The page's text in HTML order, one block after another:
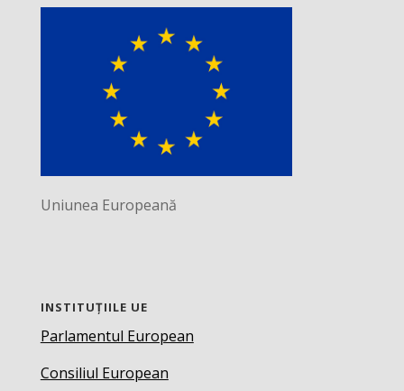
Uniunea Europeană
INSTITUȚIILE UE
Parlamentul European
Consiliul European